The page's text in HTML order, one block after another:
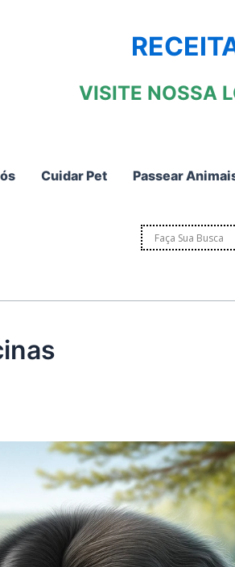
VISITE NOSSA
Cuidar Pet Passear